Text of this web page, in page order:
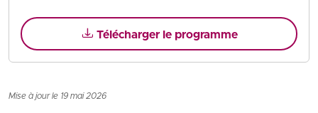
Télécharger le programme
Mise à jour le 19 mai 2026